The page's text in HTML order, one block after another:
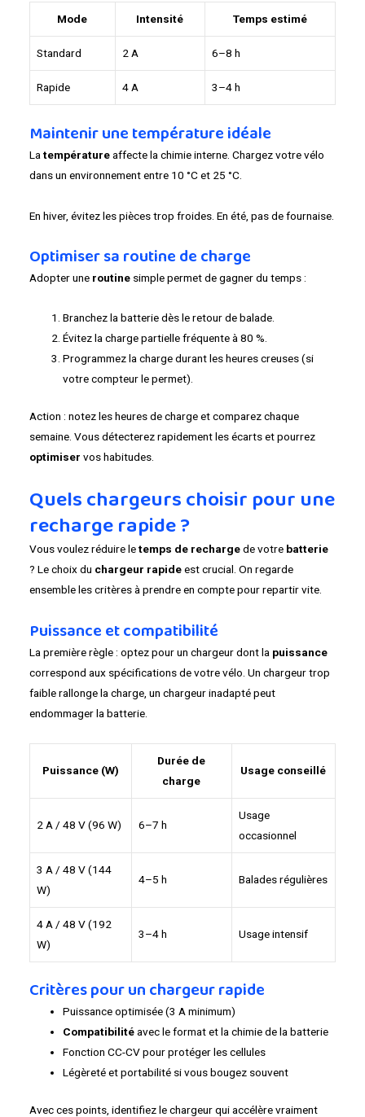
Mode Intensité Temps estimé
Standard 2 A 6–8 h
Rapide 4 A 3–4 h
Maintenir une température idéale
La températureaffecte la chimie interne. Chargez votre vélo
dans un environnement entre 10 °C et 25 °C.
En hiver, évitez les pièces trop froides. En été, pas de fournaise.
Optimiser sa routine de charge
Adopter une routinesimple permet de gagner du temps :
Branchez la batterie dès le retour de balade.
Évitez la charge partielle fréquente à 80 %.
Programmez la charge durant les heures creuses (si
votre compteur le permet).
Action : notez les heures de charge et comparez chaque
semaine. Vous détecterez rapidement les écarts et pourrez
optimiser vos habitudes.
Quels chargeurs choisir pour une
recharge rapide ?
Vous voulez réduire letemps de rechargede votre batterie
? Le choix du chargeur rapideest crucial. On regarde
ensemble les critères à prendre en compte pour repartir vite.
Puissance et compatibilité
La première règle : optez pour un chargeur dont la puissance
correspond aux spécifications de votre vélo. Un chargeur trop
faible rallonge la charge, un chargeur inadapté peut
endommager la batterie.
Puissance (W)
Durée de
charge
Usage conseillé
2 A / 48 V (96 W) 6–7 h
Usage
occasionnel
3 A / 48 V (144
W)
4–5 h Balades régulières
4 A / 48 V (192
W)
3–4 h Usage intensif
Critères pour un chargeur rapide
Puissance optimisée (3 A minimum)
Compatibilitéavec le format et la chimie de la batterie
Fonction CC-CV pour protéger les cellules
Légèreté et portabilité si vous bougez souvent
Avec ces points, identifiez le chargeur qui accélère vraiment